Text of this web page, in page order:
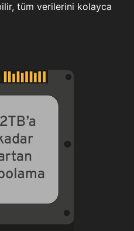
tüm verilerini kolayca